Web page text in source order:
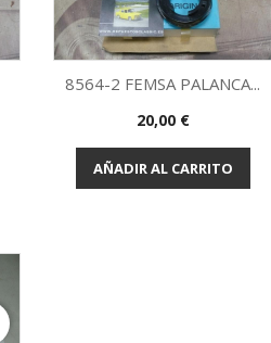
Vista rápida
8564-2 FEMSA PALANCA...
Precio
20,00 €
AÑADIR AL CARRITO